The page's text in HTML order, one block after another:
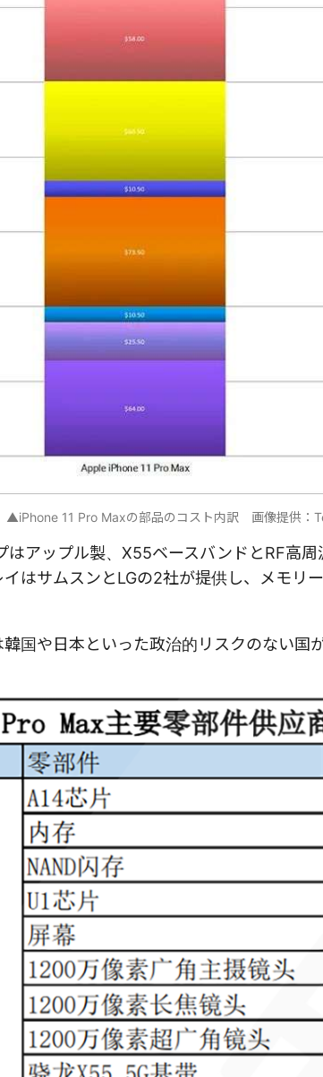
▲iPhone 11 Pro Maxの部品のコスト内訳 画像提供：
アップル製、X55ベースバンドとRF高
はサムスンとLGの2社が提供し、メモリ
国や日本といった政治的リスクのない国